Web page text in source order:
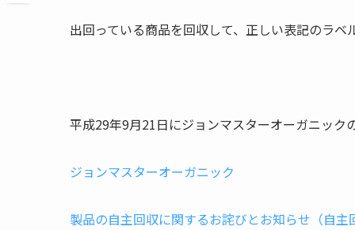
出回っている商品を回収して、正しい表記のラベ
平成29年9月21日にジョンマスターオーガニック
ジョンマスターオーガニック
製品の自主回収に関するお詫びとお知らせ（自主